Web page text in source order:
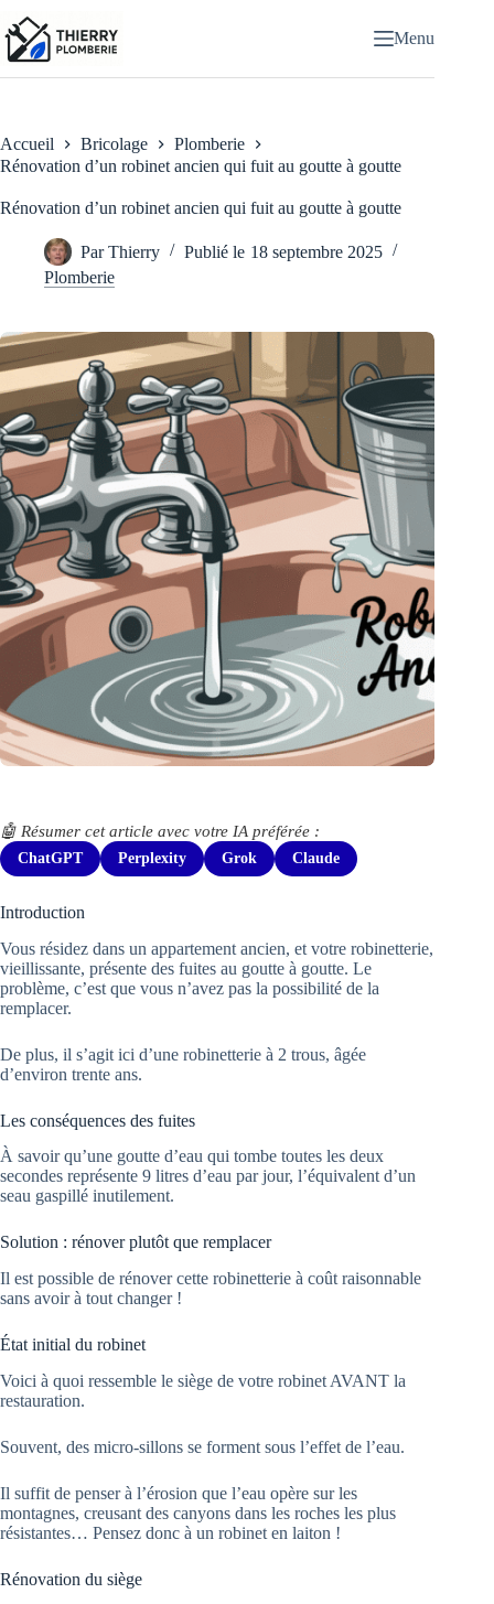
au
contenu
Menu
Accueil Bricolage
Plomberie
Rénovation d’un robinet ancien qui fuit au goutte à goutte
Rénovation d’un robinet ancien qui fuit au goutte à goutte
Par Thierry Publié le 18 septembre 2025
Plomberie
🤖 Résumer cet article avec votre IA préférée :
ChatGPT Perplexity Grok Claude
Introduction
Vous résidez dans un appartement ancien, et votre robinetterie,
vieillissante, présente des fuites au goutte à goutte. Le
problème, c’est que vous n’avez pas la possibilité de la
remplacer.
De plus, il s’agit ici d’une robinetterie à 2 trous, âgée
d’environ trente ans.
Les conséquences des fuites
À savoir qu’une goutte d’eau qui tombe toutes les deux
secondes représente 9 litres d’eau par jour, l’équivalent d’un
seau gaspillé inutilement.
Solution : rénover plutôt que remplacer
Il est possible de rénover cette robinetterie à coût raisonnable
sans avoir à tout changer !
État initial du robinet
Voici à quoi ressemble le siège de votre robinet AVANT la
restauration.
Souvent, des micro-sillons se forment sous l’effet de l’eau.
Il suffit de penser à l’érosion que l’eau opère sur les
montagnes, creusant des canyons dans les roches les plus
résistantes… Pensez donc à un robinet en laiton !
Rénovation du siège